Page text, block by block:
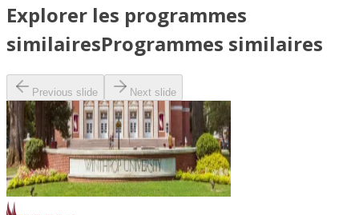
Explorer les programmes
similairesProgrammes similaires
Previous slide Next slide